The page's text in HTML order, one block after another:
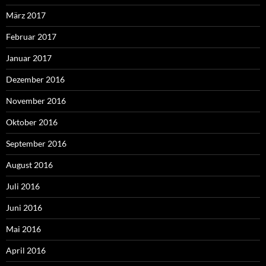
März 2017
Februar 2017
Januar 2017
Dezember 2016
November 2016
Oktober 2016
September 2016
August 2016
Juli 2016
Juni 2016
Mai 2016
April 2016